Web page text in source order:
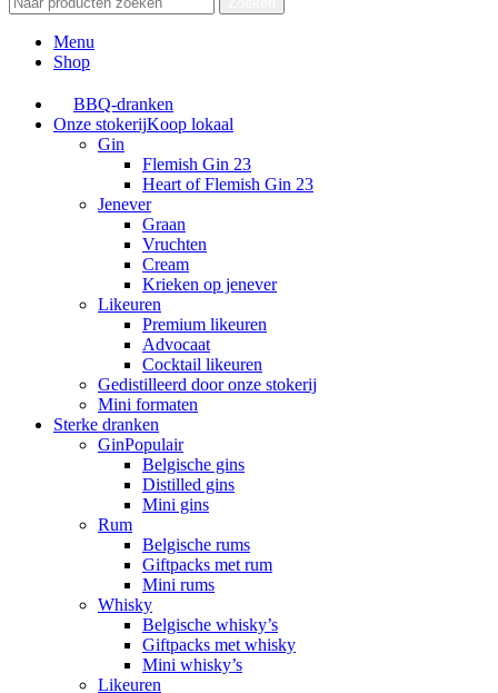
Menu
Shop
BBQ-dranken
Onze stokerijKoop lokaal
Gin
Flemish Gin 23
Heart of Flemish Gin 23
Jenever
Graan
Vruchten
Cream
Krieken op jenever
Likeuren
Premium likeuren
Advocaat
Cocktail likeuren
Gedistilleerd door onze stokerij
Mini formaten
Sterke dranken
GinPopulair
Belgische gins
Distilled gins
Mini gins
Rum
Belgische rums
Giftpacks met rum
Mini rums
Whisky
Belgische whisky’s
Giftpacks met whisky
Mini whisky’s
Likeuren